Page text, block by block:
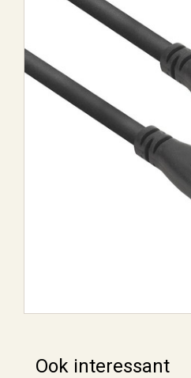
Ook interessant